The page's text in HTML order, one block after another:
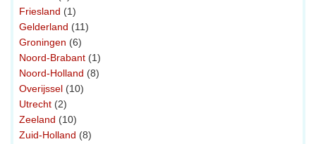
Friesland (1)
Gelderland (11)
Groningen (6)
Noord-Brabant (1)
Noord-Holland (8)
Overijssel (10)
Utrecht (2)
Zeeland (10)
Zuid-Holland (8)